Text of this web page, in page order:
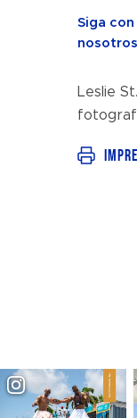
Siga con
nosotros
Leslie